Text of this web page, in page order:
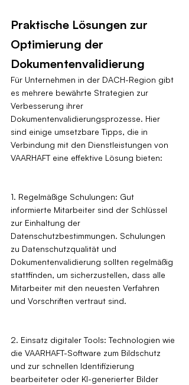
Praktische Lösungen zur
Optimierung der
Dokumentenvalidierung
Für Unternehmen in der DACH-Region gibt
es mehrere bewährte Strategien zur
Verbesserung ihrer
Dokumentenvalidierungsprozesse. Hier
sind einige umsetzbare Tipps, die in
Verbindung mit den Dienstleistungen von
VAARHAFT eine effektive Lösung bieten:
1. Regelmäßige Schulungen: Gut
informierte Mitarbeiter sind der Schlüssel
zur Einhaltung der
Datenschutzbestimmungen. Schulungen
zu Datenschutzqualität und
Dokumentenvalidierung sollten regelmäßig
stattfinden, um sicherzustellen, dass alle
Mitarbeiter mit den neuesten Verfahren
und Vorschriften vertraut sind.
2. Einsatz digitaler Tools: Technologien wie
die VAARHAFT-Software zum Bildschutz
und zur schnellen Identifizierung
bearbeiteter oder KI-generierter Bilder